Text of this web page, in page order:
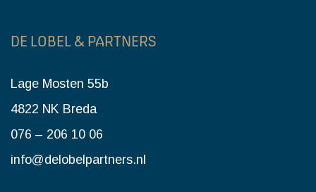
DE LOBEL & PARTNERS
Lage Mosten 55b
4822 NK Breda
076 – 206 10 06
info@delobelpartners.nl